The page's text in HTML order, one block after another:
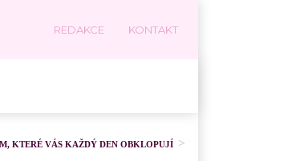
REDAKCE KONTAKT
KTERÉ VÁS KAŽDÝ DEN OBKLOPUJÍ